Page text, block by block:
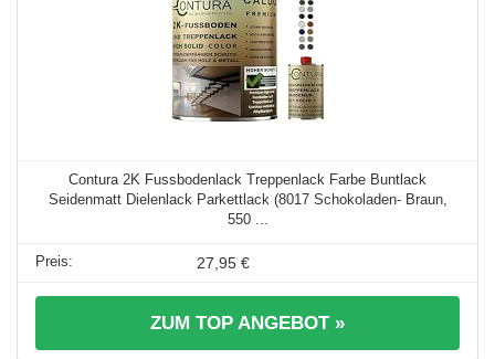
Contura 2K Fussbodenlack Treppenlack Farbe Buntlack
Seidenmatt Dielenlack Parkettlack (8017 Schokoladen- Braun,
550 ...
27,95 €
ZUM TOP ANGEBOT »